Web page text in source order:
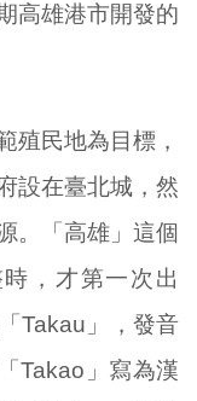
高雄港市開發的
殖民地為目標，
設在臺北城，然
。「高雄」這個
，才第一次出
Takau」，發音
Takao」寫為漢